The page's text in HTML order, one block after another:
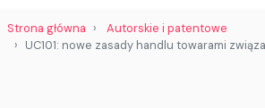
Strona główna
Autorskie i patentowe
UC101: nowe zasady handlu towarami